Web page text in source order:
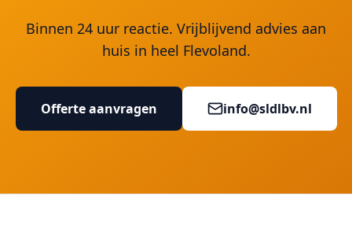
Binnen 24 uur reactie. Vrijblijvend advies aan
huis in heel Flevoland.
Offerte aanvragen info@sldlbv.nl